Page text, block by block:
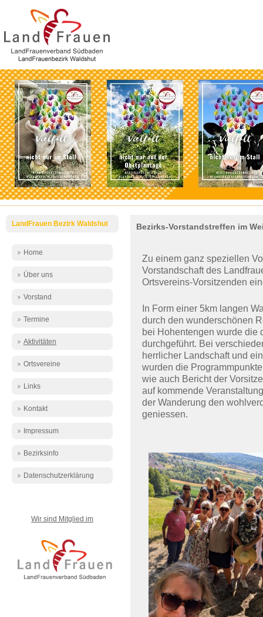
LandFrauen Bezirk Waldshut
Home
Über uns
Vorstand
Termine
Aktivitäten
Ortsvereine
Links
Kontakt
Impressum
Bezirksinfo
Datenschutzerklärung
Wir sind Mitglied im
Bezirks-Vorstandstreffen im
Zu einem ganz speziellen
Vorstandschaft des
Ortsvereins-Vorsitzenden
In Form einer 5km langen
durch den wunderschönen
bei Hohentengen wurde die
durchgeführt. Bei
herrlicher Landschaft und
wurden die
wie auch Bericht der
auf kommende
der Wanderung den
geniessen.